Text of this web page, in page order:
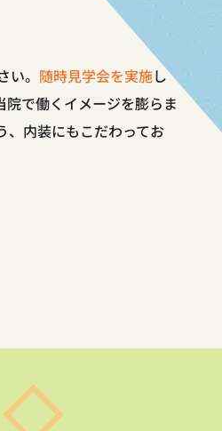
。 随時見学会を実施し
で働くイメージを膨らま
、内装にもこだわってお